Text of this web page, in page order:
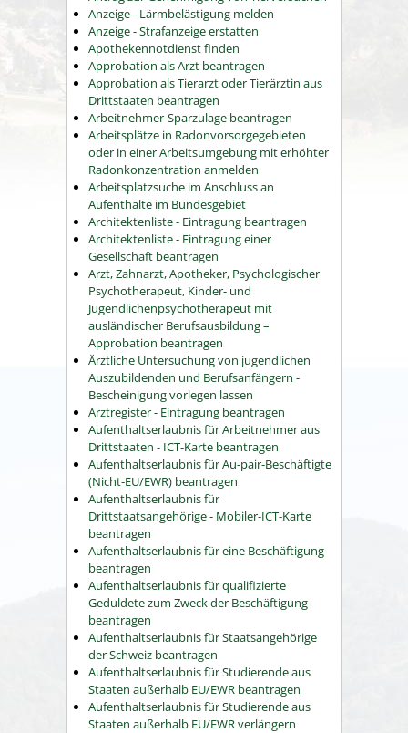
Anzeige - Lärmbelästigung melden
Anzeige - Strafanzeige erstatten
Apothekennotdienst finden
Approbation als Arzt beantragen
Approbation als Tierarzt oder Tierärztin aus
Drittstaaten beantragen
Arbeitnehmer-Sparzulage beantragen
Arbeitsplätze in Radonvorsorgegebieten
oder in einer Arbeitsumgebung mit erhöhter
Radonkonzentration anmelden
Arbeitsplatzsuche im Anschluss an
Aufenthalte im Bundesgebiet
Architektenliste - Eintragung beantragen
Architektenliste - Eintragung einer
Gesellschaft beantragen
Arzt, Zahnarzt, Apotheker, Psychologischer
Psychotherapeut, Kinder- und
Jugendlichenpsychotherapeut mit
ausländischer Berufsausbildung –
Approbation beantragen
Ärztliche Untersuchung von jugendlichen
Auszubildenden und Berufsanfängern -
Bescheinigung vorlegen lassen
Arztregister - Eintragung beantragen
Aufenthaltserlaubnis für Arbeitnehmer aus
Drittstaaten - ICT-Karte beantragen
Aufenthaltserlaubnis für Au-pair-Beschäftigte
(Nicht-EU/EWR) beantragen
Aufenthaltserlaubnis für
Drittstaatsangehörige - Mobiler-ICT-Karte
beantragen
Aufenthaltserlaubnis für eine Beschäftigung
beantragen
Aufenthaltserlaubnis für qualifizierte
Geduldete zum Zweck der Beschäftigung
beantragen
Aufenthaltserlaubnis für Staatsangehörige
der Schweiz beantragen
Aufenthaltserlaubnis für Studierende aus
Staaten außerhalb EU/EWR beantragen
Aufenthaltserlaubnis für Studierende aus
Staaten außerhalb EU/EWR verlängern